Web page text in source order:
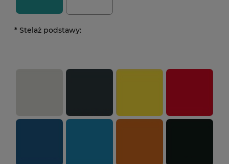
* Stelaż podstawy: